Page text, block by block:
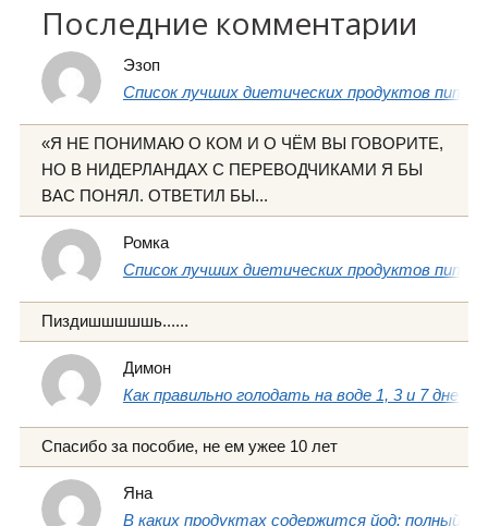
Последние комментарии
Эзоп
Список лучших диетических продуктов
«Я НЕ ПОНИМАЮ О КОМ И О ЧЁМ ВЫ ГОВОРИТЕ,
НО В НИДЕРЛАНДАХ С ПЕРЕВОДЧИКАМИ Я БЫ
ВАС ПОНЯЛ. ОТВЕТИЛ БЫ...
Ромка
Список лучших диетических продуктов
Пиздишшшшшь......
Димон
Как правильно голодать на воде 1, 3 и 7 дней
Спасибо за пособие, не ем ужее 10 лет
Яна
В каких продуктах содержится йод: полный